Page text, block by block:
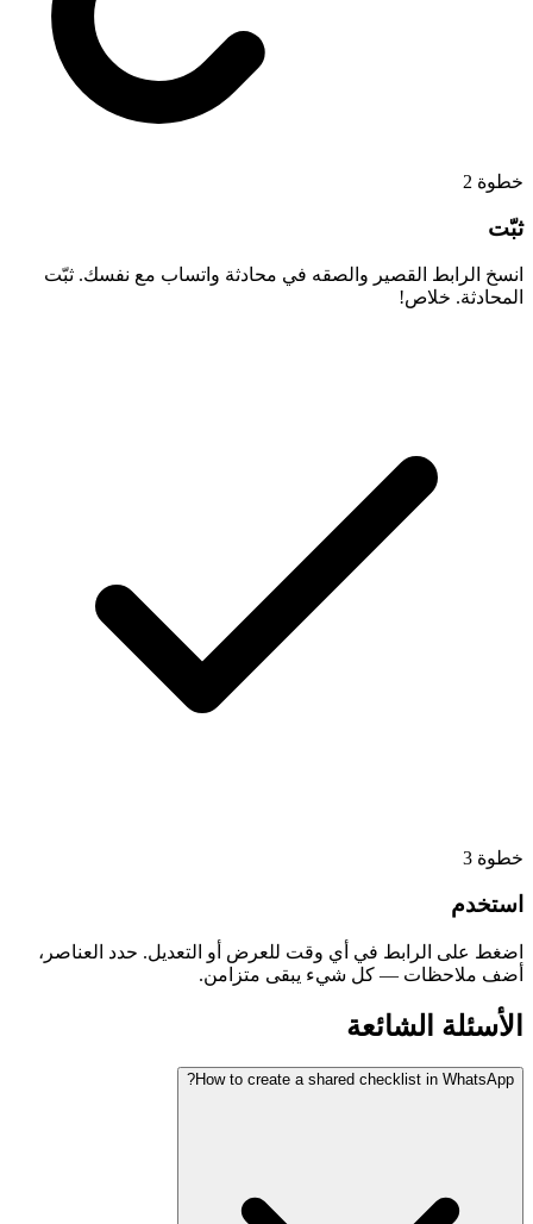
خطوة 2
ثبّت
انسخ الرابط القصير والصقه في محادثة واتساب مع نفسك. ثبّت
المحادثة. خلاص!
خطوة 3
استخدم
اضغط على الرابط في أي وقت للعرض أو التعديل. حدد العناصر،
أضف ملاحظات — كل شيء يبقى متزامن.
الأسئلة الشائعة
How to create a shared checklist in WhatsApp?